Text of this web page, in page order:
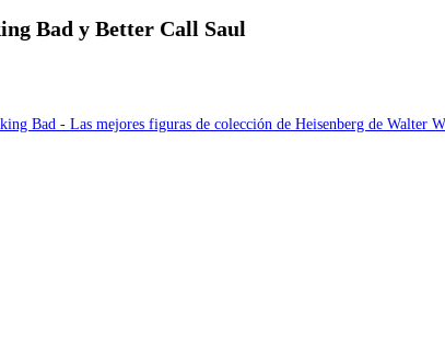
Bad y Better Call Saul